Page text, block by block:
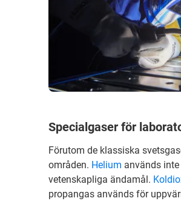
Specialgaser för
Förutom de klassiska
områden. Helium används
vetenskapliga ändamål.
propangas används för